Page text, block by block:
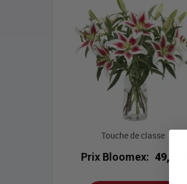
Touche de classe
Prix Bloomex: 49,99 $